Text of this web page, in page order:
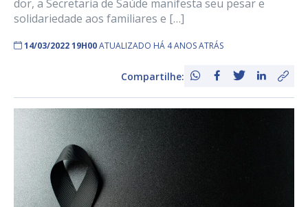
dor, a Secretaria de Saúde manifesta seu pesar e
solidariedade aos familiares e […]
14/03/2022 19H00ATUALIZADO HÁ 4 ANOS ATRÁS
Compartilhe: